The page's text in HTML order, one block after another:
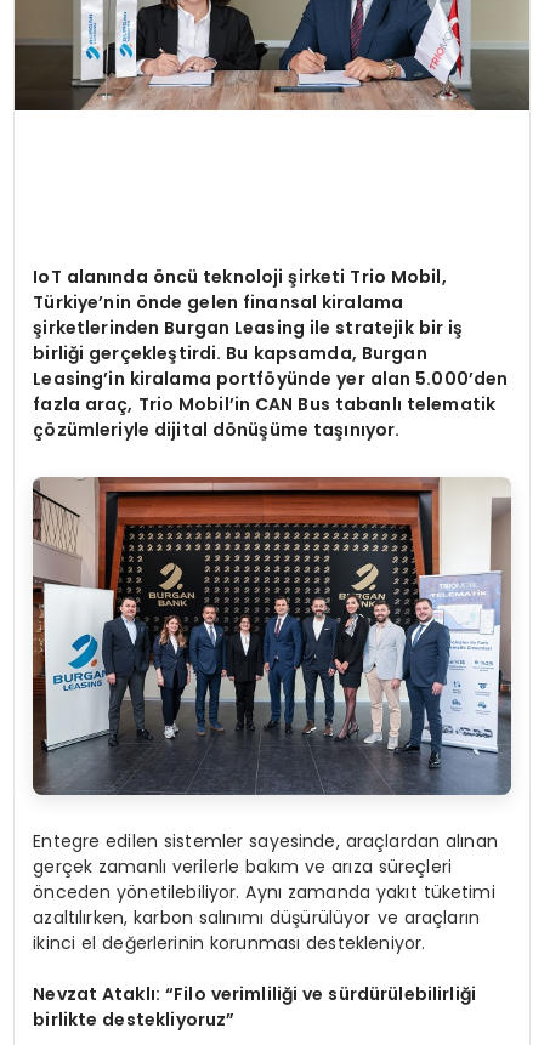
IoT alanında öncü teknoloji şirketi Trio Mobil,
Türkiye’nin önde gelen finansal kiralama
şirketlerinden Burgan Leasing ile stratejik bir iş
birliği gerçekleştirdi. Bu kapsamda, Burgan
Leasing’in kiralama portföyünde yer alan 5.000’den
fazla araç, Trio Mobil’in CAN Bus tabanlı telematik
çözümleriyle dijital dönüşüme taşınıyor.
Entegre edilen sistemler sayesinde, araçlardan alınan
gerçek zamanlı verilerle bakım ve arıza süreçleri
önceden yönetilebiliyor. Aynı zamanda yakıt tüketimi
azaltılırken, karbon salınımı düşürülüyor ve araçların
ikinci el değerlerinin korunması destekleniyor.
Nevzat Ataklı: “Filo verimliliği ve sürdürülebilirliği
birlikte destekliyoruz”